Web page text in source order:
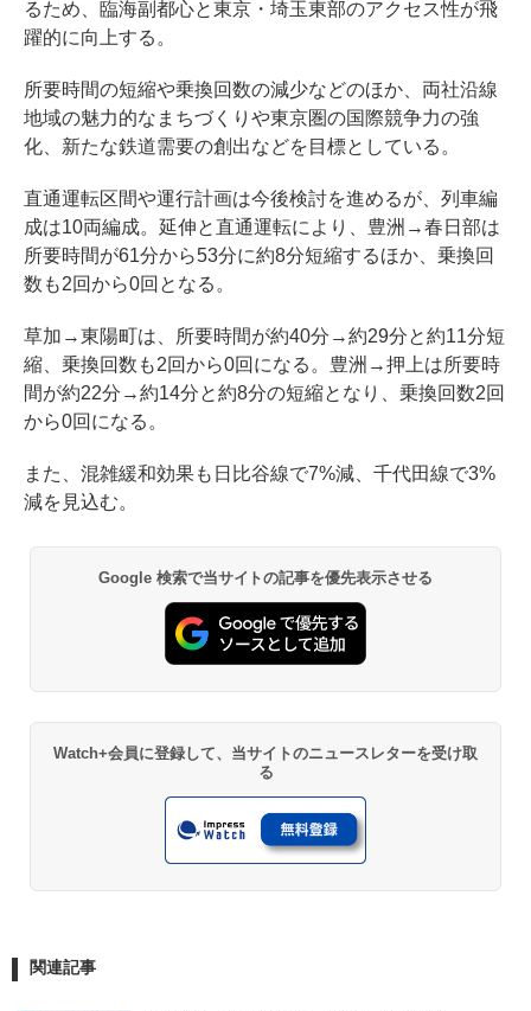
るため、臨海副都心と東京・埼玉東部のアクセス性が飛
躍的に向上する。
所要時間の短縮や乗換回数の減少などのほか、両社沿線
地域の魅力的なまちづくりや東京圏の国際競争力の強
化、新たな鉄道需要の創出などを目標としている。
直通運転区間や運行計画は今後検討を進めるが、列車編
成は10両編成。延伸と直通運転により、豊洲→春日部は
所要時間が61分から53分に約8分短縮するほか、乗換回
数も2回から0回となる。
草加→東陽町は、所要時間が約40分→約29分と約11分短
縮、乗換回数も2回から0回になる。豊洲→押上は所要時
間が約22分→約14分と約8分の短縮となり、乗換回数2回
から0回になる。
また、混雑緩和効果も日比谷線で7%減、千代田線で3%
減を見込む。
Google 検索で当サイトの記事を優先表示させる
Watch+会員に登録して、当サイトのニュースレターを受け取
る
関連記事